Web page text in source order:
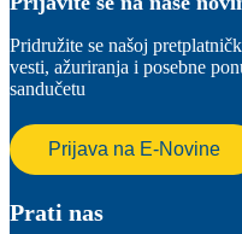
Pridružite se našoj
vesti, ažuriranja i posebne
sandučetu
Prijava na E-Novine
Prati nas